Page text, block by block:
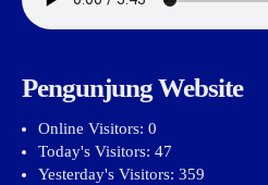
Pengunjung Website
Online Visitors: 0
Today's Visitors: 47
Yesterday's Visitors: 359